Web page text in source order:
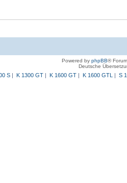
Powered by phpBB®
Deutsche
S| K 1300 GT| K 1600 GT| K 1600 GTL | S